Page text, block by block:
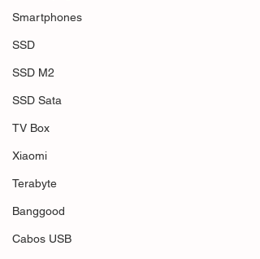
Smartphones
SSD
SSD M2
SSD Sata
TV Box
Xiaomi
Terabyte
Banggood
Cabos USB